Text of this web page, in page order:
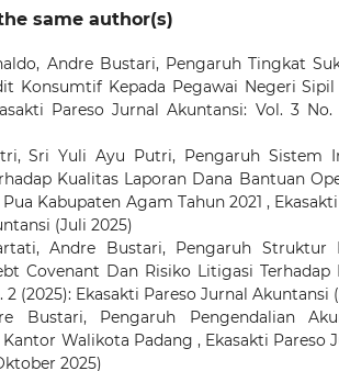
same author(s)
Andre Bustari, Pengaruh Tingkat
Konsumtif Kepada Pegawai Negeri
Pareso Jurnal Akuntansi: Vol. 3
Sri Yuli Ayu Putri, Pengaruh Sistem
Kualitas Laporan Dana Bantuan
Kabupaten Agam Tahun 2021 ,
(Juli 2025)
Andre Bustari, Pengaruh Struktur
Covenant Dan Risiko Litigasi
2 (2025): Ekasakti Pareso Jurnal Akuntansi
Bustari, Pengaruh Pengendalian
Walikota Padang , Ekasakti Pareso
2025)